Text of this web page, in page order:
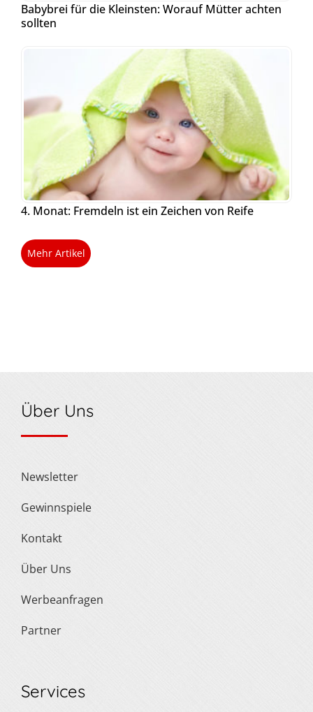
Babybrei für die Kleinsten: Worauf Mütter achten
sollten
4. Monat: Fremdeln ist ein Zeichen von Reife
Mehr Artikel
Über Uns
Newsletter
Gewinnspiele
Kontakt
Über Uns
Werbeanfragen
Partner
Services